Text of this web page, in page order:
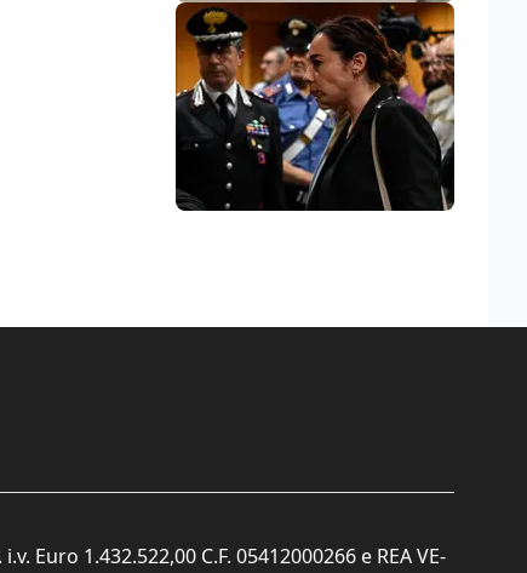
Euro 1.432.522,00 C.F. 05412000266 e REA VE-